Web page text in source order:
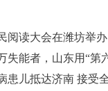
阅读大会在潍坊举办